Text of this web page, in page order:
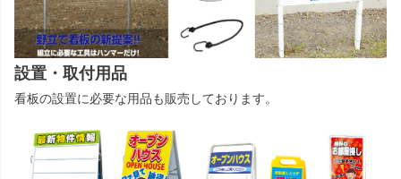
設置・取付用品
看板の設置に必要な用品も販売しております。